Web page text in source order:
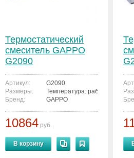
Термостатический
смеситель GAPPO
G2090
Артикул:
G2090
Размеры:
Температура: рабочая 38,
Бренд:
GAPPO
10864 руб.
В корзину